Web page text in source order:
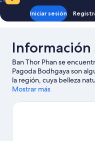
Iniciar sesión
Información
Ban Thor Phan se
Pagoda Bodhgaya son
la región, cuya belleza
nacional de Khao Laem y
Mostrar más